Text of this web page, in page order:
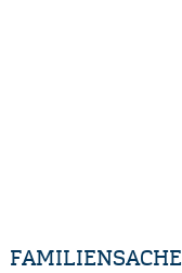
FAMILIENSACHE